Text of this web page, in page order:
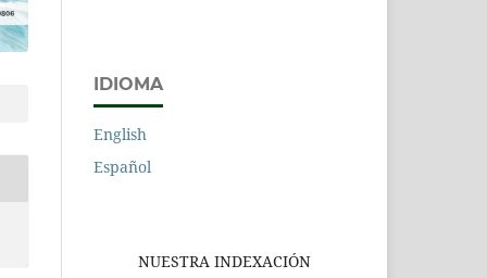
IDIOMA
English
Español
NUESTRA INDEXACIÓN